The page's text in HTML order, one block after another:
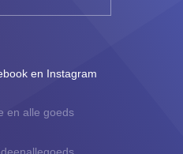
en Instagram
en alle goeds